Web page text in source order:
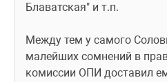
Блаватская" и т.п.
Между тем у самого
малейших сомнений в
комиссии ОПИ доставил